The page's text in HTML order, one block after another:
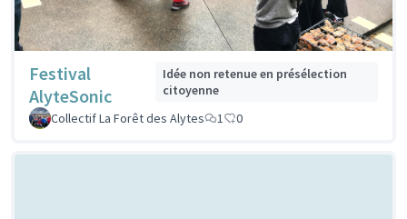
Festival
AlyteSonic
Idée non retenue en présélection
citoyenne
Collectif La Forêt des Alytes
1 0